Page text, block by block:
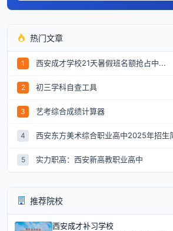
热门文章
1 西安成才学校21天暑假班名额抢占中...
2 初三学科自查工具
3 艺考综合成绩计算器
4 西安东方美术综合职业高中2025年招生
5 实力职高：西安新高教职业高中
推荐院校
西安成才补习学校